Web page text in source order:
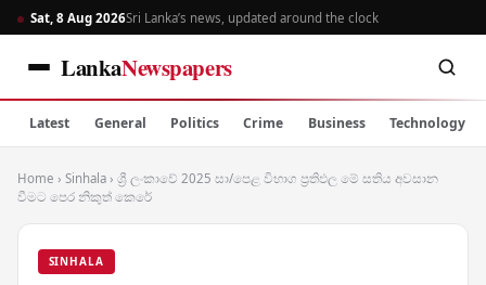
Sat, 8 Aug 2026Sri Lanka’s news, updated around the clock
LankaNewspapers
Latest General Politics Crime Business Technology
Home › Sinhala › ශ්‍රී ලංකාවේ 2025 සා/පෙළ විභාග ප්‍රතිඵල මේ සතිය අවසාන
වීමට පෙර නිකුත් කෙරේ
SINHALA